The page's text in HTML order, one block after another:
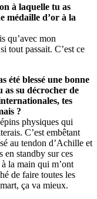
à laquelle tu as
médaille d’or à la
qu’avec mon
tout passait. C’est ce
été blessé une bonne
su décrocher de
tes
?
physiques qui
C’est embêtant
au tendon d’Achille et
en standby sur ces
la main qui m’ont
de faire toutes les
ça va mieux.